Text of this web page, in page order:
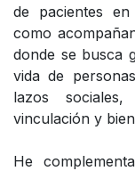
de pacientes
como
donde se busca
vida de
lazos
vinculación y
He